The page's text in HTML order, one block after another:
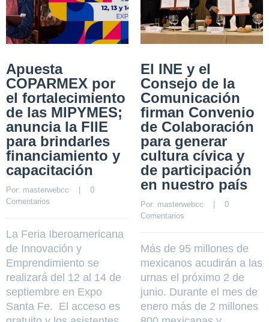
Apuesta
COPARMEX por
el fortalecimiento
de las MIPYMES;
anuncia la FIIE
para brindarles
financiamiento y
capacitación
Por: masterwebcc
    |
0
Comentarios
La Feria Iberoamericana
de Innovación y
Emprendimiento se
realizará del 12 al 14 de
septiembre en Expo
Santa Fe. El acceso es
El INE y el
Consejo de la
Comunicación
firman Convenio
de Colaboración
para generar
cultura cívica y
de participación
en nuestro país
Por: masterwebcc
    |
0
Comentarios
Más de 95 millones de
mexicanos acudirán a las
urnas el próximo 2 de
junio. Durante el mes de
enero más de 2 millones